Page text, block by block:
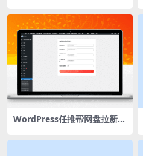
WordPress任推帮网盘拉新数